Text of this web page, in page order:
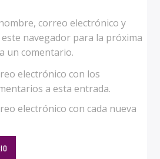
correo electrónico y
navegador para la próxima
un comentario.
electrónico con los
a esta entrada.
electrónico con cada nueva